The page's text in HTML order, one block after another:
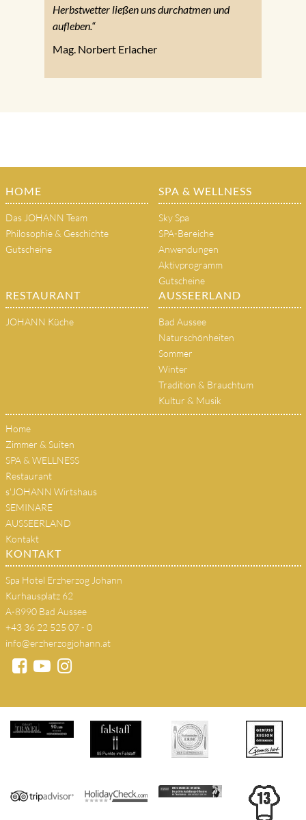
Herbstwetter ließen uns durchatmen und
aufleben.“
Mag. Norbert Erlacher
HOME
Das JOHANN Team
Philosophie & Geschichte
Gutscheine
SPA & WELLNESS
Sky Spa
SPA-Bereiche
Anwendungen
Aktivprogramm
Gutscheine
RESTAURANT
JOHANN Küche
AUSSEERLAND
Bad Aussee
Naturschönheiten
Sommer
Winter
Tradition & Brauchtum
Kultur & Musik
Home
Zimmer & Suiten
SPA & WELLNESS
Restaurant
s'JOHANN Wirtshaus
SEMINARE
AUSSEERLAND
Kontakt
KONTAKT
Spa Hotel Erzherzog Johann
Kurhausplatz 62
A-8990 Bad Aussee
+43 36 22 525 07 - 0
info@erzherzogjohann.at